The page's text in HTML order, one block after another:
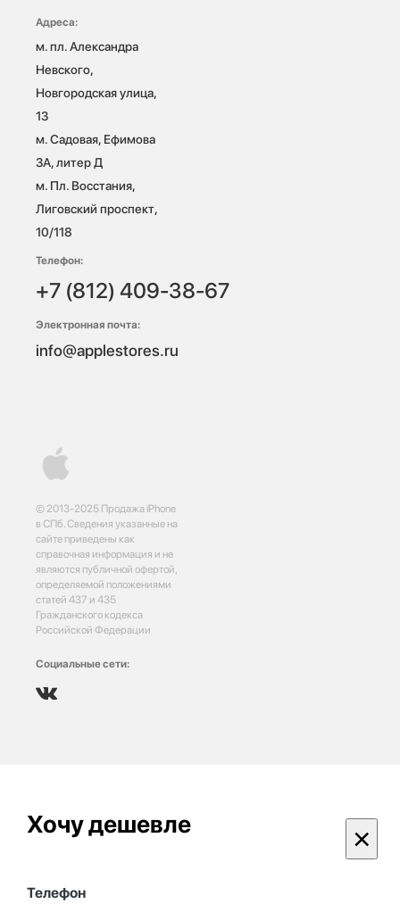
© 2013-2025 Продажа iPhone
в СПб. Сведения указанные на
сайте приведены как
справочная информация и не
являются публичной офертой,
определяемой положениями
статей 437 и 435
Гражданского кодекса
Российской Федерации
Социальные сети:
Адреса:
м. пл. Александра
Невского,
Новгородская улица,
13
м. Садовая, Ефимова
3А, литер Д
м. Пл. Восстания,
Лиговский проспект,
10/118
Телефон:
+7 (812) 409-38-67
Электронная почта:
info@applestores.ru
Хочу дешевле ×
Телефон